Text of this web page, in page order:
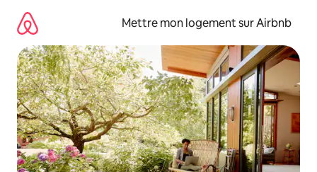
directement
contenu
Mettre mon logement sur Airbnb